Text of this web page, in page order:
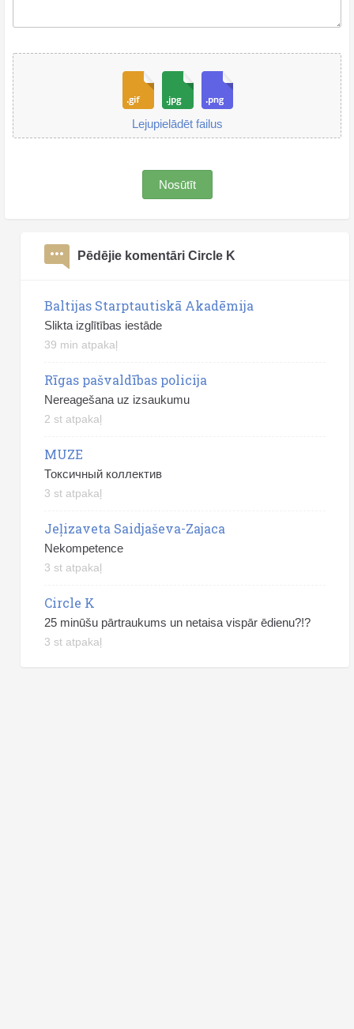
Lejupielādēt failus
Nosūtīt
Pēdējie komentāri Circle K
Baltijas Starptautiskā Akadēmija
Slikta izglītības iestāde
39 min atpakaļ
Rīgas pašvaldības policija
Nereagešana uz izsaukumu
2 st atpakaļ
MUZE
Токсичный коллектив
3 st atpakaļ
Jeļizaveta Saidjaševa-Zajaca
Nekompetence
3 st atpakaļ
Circle K
25 minūšu pārtraukums un netaisa vispār ēdienu?!?
3 st atpakaļ